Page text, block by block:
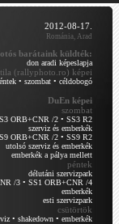
2012-08-17.
Románia, Arad
barátaink küldték:
don aradi képeslapja
( rallyphoto.ro) képei
• szombat• céldobogó
DuEn képei
szombat
ORB+CNR /2• SS3 R2
szerviz és emberkék
ORB+CNR /2• SS9 R2
utolsó szerviz és emberkék
emberkék a pálya mellett
péntek
délutáni szervizpark
/3• SS1 ORB+CNR /4
emberkék
esti szervizpark
csütörtök
• shakedown• emberkék